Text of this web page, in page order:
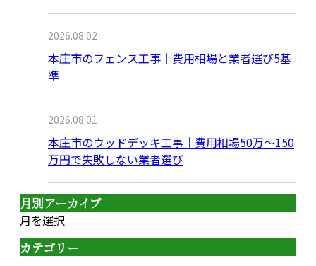
2026.08.02
本庄市のフェンス工事｜費用相場と業者選び5基
準
2026.08.01
本庄市のウッドデッキ工事｜費用相場50万〜150
万円で失敗しない業者選び
月別アーカイブ
月を選択
カテゴリー